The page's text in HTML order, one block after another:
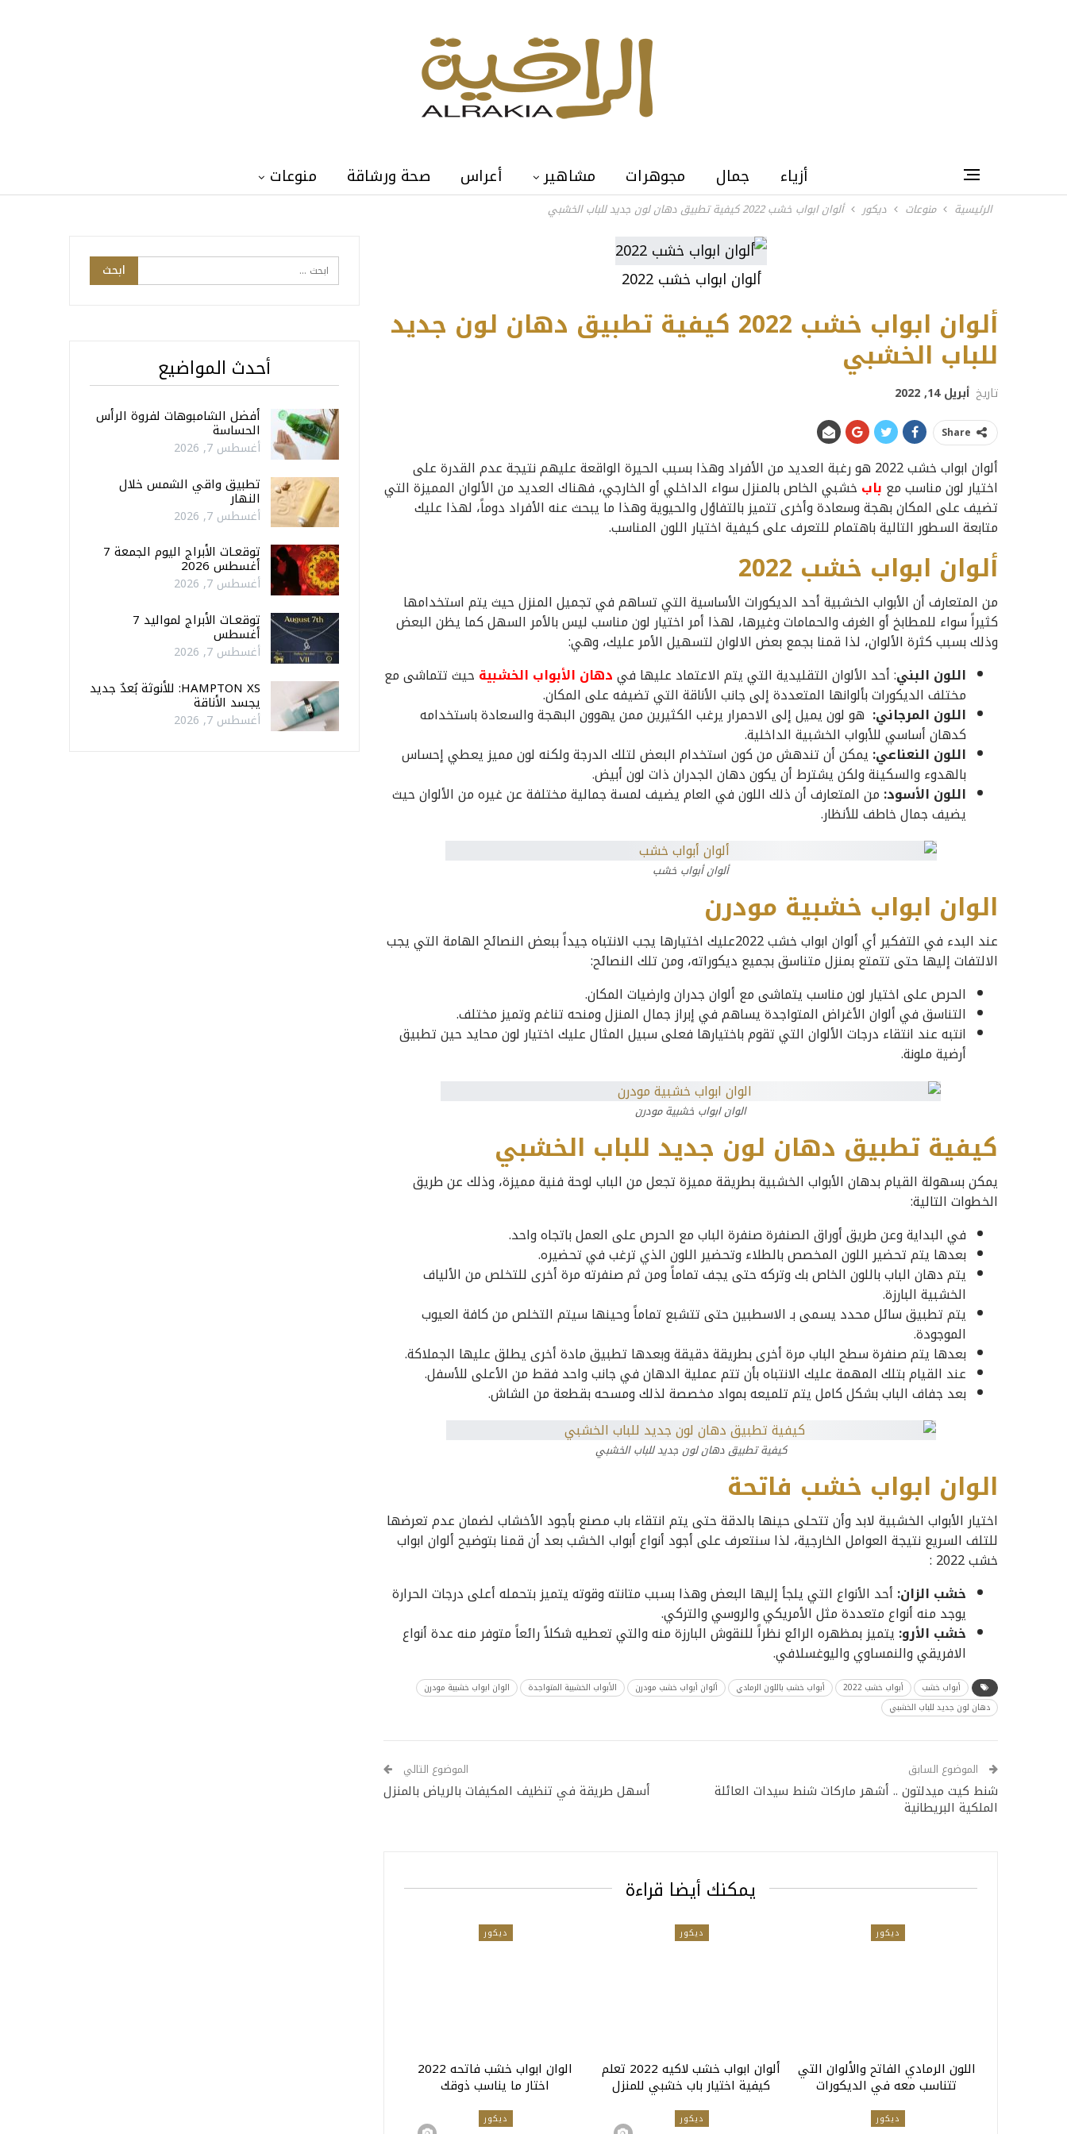
أزياء جمال مجوهرات مشاهير أعراس صحة ورشاقة منوعات
الرئيسية منوعات ديكور ألوان ابواب خشب 2022 كيفية تطبيق دهان لون جديد للباب الخشبي
ألوان ابواب خشب 2022
ألوان ابواب خشب 2022 كيفية تطبيق دهان لون جديد
للباب الخشبي
تاريخ أبريل 14, 2022
Share
ألوان ابواب خشب 2022 هو رغبة العديد من الأفراد وهذا بسبب الحيرة الواقعة عليهم نتيجة عدم القدرة على
اختيار لون مناسب مع باب خشبي الخاص بالمنزل سواء الداخلي أو الخارجي، فهناك العديد من الألوان المميزة التي
تضيف على المكان بهجة وسعادة وأخرى تتميز بالتفاؤل والحيوية وهذا ما يبحث عنه الأفراد دوماً، لهذا عليك
متابعة السطور التالية باهتمام للتعرف على كيفية اختيار اللون المناسب.
ألوان ابواب خشب 2022
من المتعارف أن الأبواب الخشبية أحد الديكورات الأساسية التي تساهم في تجميل المنزل حيث يتم استخدامها
كثيراً سواء للمطابخ أو الغرف والحمامات وغيرها، لهذا أمر اختيار لون مناسب ليس بالأمر السهل كما يظن البعض
وذلك بسبب كثرة الألوان، لذا قمنا بجمع بعض الالوان لتسهيل الأمر عليك، وهي:
اللون البني: أحد الألوان التقليدية التي يتم الاعتماد عليها فيدهان الأبواب الخشبية حيث تتماشى مع
مختلف الديكورات بألوانها المتعددة إلى جانب الأناقة التي تضيفه على المكان.
اللون المرجاني: هو لون يميل إلى الاحمرار يرغب الكثيرين ممن يهوون البهجة والسعادة باستخدامه
كدهان أساسي للأبواب الخشبية الداخلية.
اللون النعناعي: يمكن أن تندهش من كون استخدام البعض لتلك الدرجة ولكنه لون مميز يعطي إحساس
بالهدوء والسكينة ولكن يشترط أن يكون دهان الجدران ذات لون أبيض.
اللون الأسود: من المتعارف أن ذلك اللون في العام يضيف لمسة جمالية مختلفة عن غيره من الألوان حيث
يضيف جمال خاطف للأنظار.
ألوان أبواب خشب
الوان ابواب خشبية مودرن
عند البدء في التفكير أي ألوان ابواب خشب 2022عليك اختيارها يجب الانتباه جيداً ببعض النصائح الهامة التي يجب
الالتفات إليها حتى تتمتع بمنزل متناسق بجميع ديكوراته، ومن تلك النصائح:
الحرص على اختيار لون مناسب يتماشى مع ألوان جدران وارضيات المكان.
التناسق في ألوان الأغراض المتواجدة يساهم في إبراز جمال المنزل ومنحه تناغم وتميز مختلف.
انتبه عند انتقاء درجات الألوان التي تقوم باختيارها فعلى سبيل المثال عليك اختيار لون محايد حين تطبيق
أرضية ملونة.
الوان ابواب خشبية مودرن
كيفية تطبيق دهان لون جديد للباب الخشبي
يمكن بسهولة القيام بدهان الأبواب الخشبية بطريقة مميزة تجعل من الباب لوحة فنية مميزة، وذلك عن طريق
الخطوات التالية:
في البداية وعن طريق أوراق الصنفرة صنفرة الباب مع الحرص على العمل باتجاه واحد.
بعدها يتم تحضير اللون المخصص بالطلاء وتحضير اللون الذي ترغب في تحضيره.
يتم دهان الباب باللون الخاص بك وتركه حتى يجف تماماً ومن ثم صنفرته مرة أخرى للتخلص من الألياف
الخشبية البارزة.
يتم تطبيق سائل محدد يسمى بـ الاسطبين حتى تتشبع تماماً وحينها سيتم التخلص من كافة العيوب
الموجودة.
بعدها يتم صنفرة سطح الباب مرة أخرى بطريقة دقيقة وبعدها تطبيق مادة أخرى يطلق عليها الجملاكة.
عند القيام بتلك المهمة عليك الانتباه بأن تتم عملية الدهان في جانب واحد فقط من الأعلى للأسفل.
بعد جفاف الباب بشكل كامل يتم تلميعه بمواد مخصصة لذلك ومسحه بقطعة من الشاش.
كيفية تطبيق دهان لون جديد للباب الخشبي
الوان ابواب خشب فاتحة
اختيار الأبواب الخشبية لابد وأن تتحلى حينها بالدقة حتى يتم انتقاء باب مصنع بأجود الأخشاب لضمان عدم تعرضها
للتلف السريع نتيجة العوامل الخارجية، لذا سنتعرف على أجود أنواع أبواب الخشب بعد أن قمنا بتوضيح ألوان ابواب
خشب 2022 :
خشب الزان: أحد الأنواع التي يلجأ إليها البعض وهذا بسبب متانته وقوته يتميز بتحمله أعلى درجات الحرارة
يوجد منه أنواع متعددة مثل الأمريكي والروسي والتركي.
خشب الأرو: يتميز بمظهره الرائع نظراً للنقوش البارزة منه والتي تعطيه شكلاً رائعاً متوفر منه عدة أنواع
الافريقي والنمساوي واليوغسلافي.
أبواب خشب أبواب خشب 2022 أبواب خشب باللون الرمادي ألوان أبواب خشب مودرن الأبواب الخشبية المتواجدة
الوان ابواب خشبية مودرن
دهان لون جديد للباب الخشبي
الموضوع السابق
شنط كيت ميدلتون .. أشهر ماركات شنط سيدات العائلة
الملكية البريطانية
الموضوع التالي
أسهل طريقة في تنظيف المكيفات بالرياض بالمنزل
يمكنك أيضا قراءة
ديكور
اللون الرمادي الفاتح والألوان التي
تتناسب معه في الديكورات
ديكور
ألوان ابواب خشب لاكيه 2022 تعلم
كيفية اختيار باب خشبي للمنزل
ديكور
الوان ابواب خشب فاتحه 2022
اختار ما يناسب ذوقك
ديكور ديكور ديكور
أحدث المواضيع
أفضل الشامبوهات لفروة الرأس
الحساسة
أغسطس 7, 2026
تطبيق واقي الشمس خلال
النهار
أغسطس 7, 2026
توقعـات الأبراج اليوم الجمعة 7
أغسطس 2026
أغسطس 7, 2026
توقعـات الأبراج لمواليد 7
أغسطس
أغسطس 7, 2026
HAMPTON XS: للأنوثة بُعدٌ جديد
يجسد الأناقة
أغسطس 7, 2026